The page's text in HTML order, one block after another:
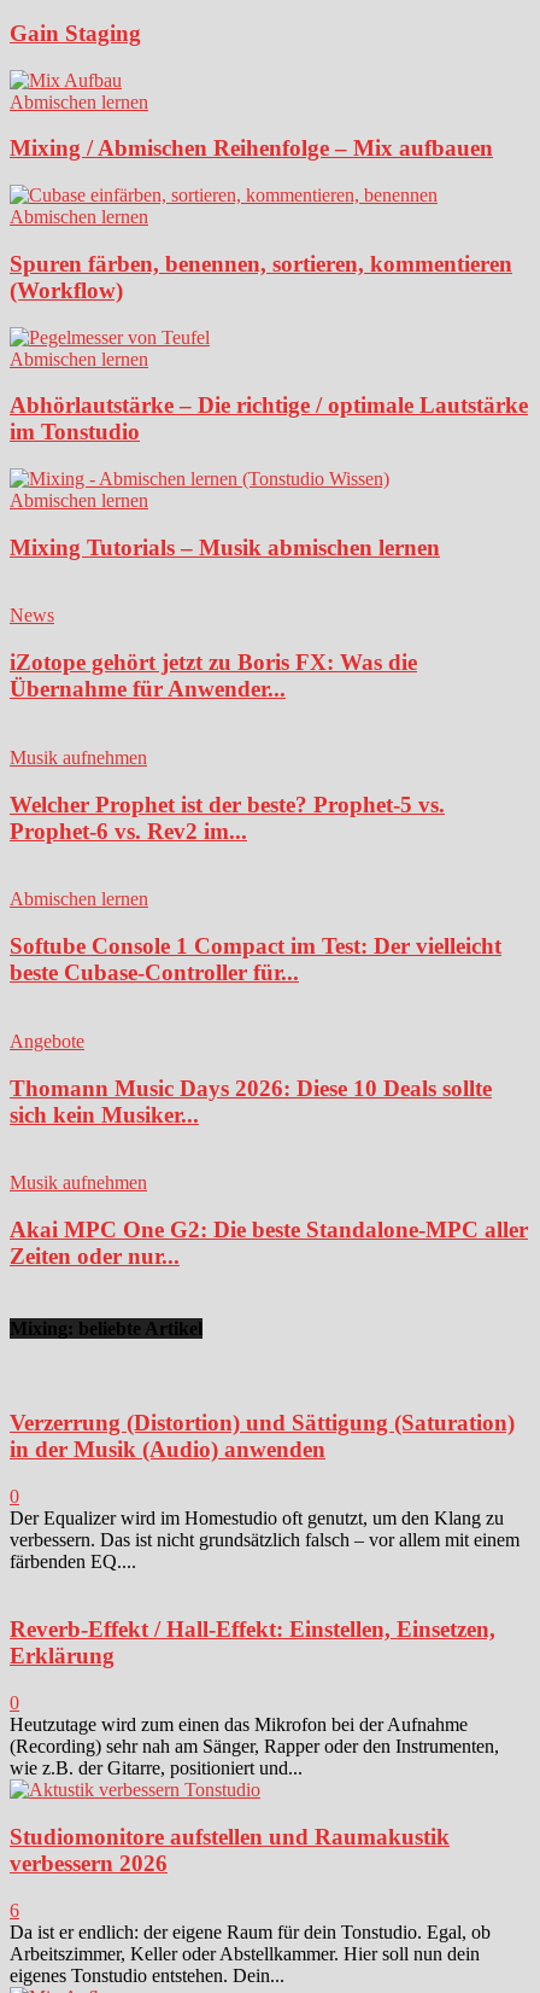
Gain Staging
Abmischen lernen
Mixing / Abmischen Reihenfolge – Mix aufbauen
Abmischen lernen
Spuren färben, benennen, sortieren, kommentieren
(Workflow)
Abmischen lernen
Abhörlautstärke – Die richtige / optimale Lautstärke
im Tonstudio
Abmischen lernen
Mixing Tutorials – Musik abmischen lernen
News
iZotope gehört jetzt zu Boris FX: Was die
Übernahme für Anwender...
Musik aufnehmen
Welcher Prophet ist der beste? Prophet-5 vs.
Prophet-6 vs. Rev2 im...
Abmischen lernen
Softube Console 1 Compact im Test: Der vielleicht
beste Cubase-Controller für...
Angebote
Thomann Music Days 2026: Diese 10 Deals sollte
sich kein Musiker...
Musik aufnehmen
Akai MPC One G2: Die beste Standalone-MPC aller
Zeiten oder nur...
Mixing: beliebte Artikel
Verzerrung (Distortion) und Sättigung (Saturation)
in der Musik (Audio) anwenden
0
Der Equalizer wird im Homestudio oft genutzt, um den Klang zu
verbessern. Das ist nicht grundsätzlich falsch – vor allem mit einem
färbenden EQ....
Reverb-Effekt / Hall-Effekt: Einstellen, Einsetzen,
Erklärung
0
Heutzutage wird zum einen das Mikrofon bei der Aufnahme
(Recording) sehr nah am Sänger, Rapper oder den Instrumenten,
wie z.B. der Gitarre, positioniert und...
Studiomonitore aufstellen und Raumakustik
verbessern 2026
6
Da ist er endlich: der eigene Raum für dein Tonstudio. Egal, ob
Arbeitszimmer, Keller oder Abstellkammer. Hier soll nun dein
eigenes Tonstudio entstehen. Dein...